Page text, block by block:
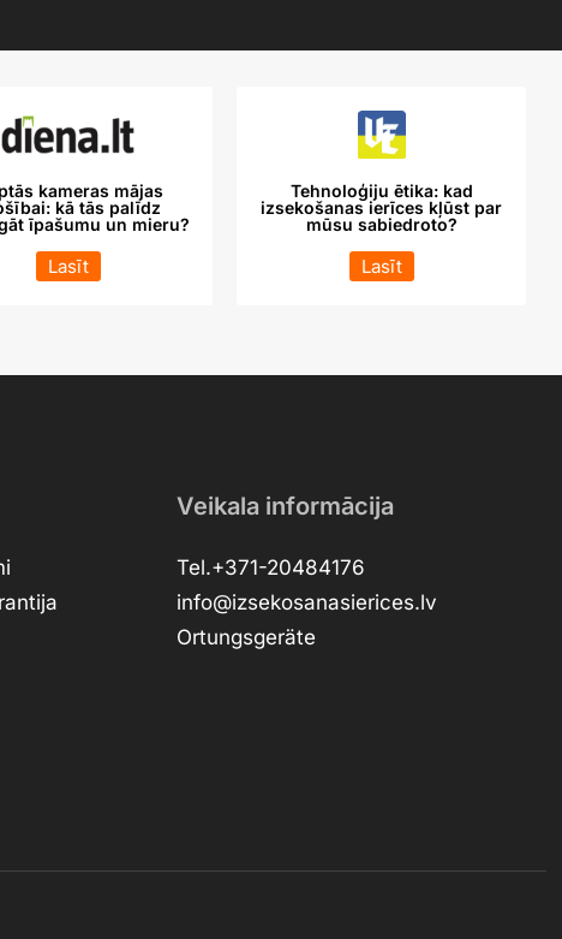
kameras mājas
kā tās palīdz
īpašumu un mieru?
Lasīt
Tehnoloģiju ētika: kad
izsekošanas ierīces kļūst par
mūsu sabiedroto?
Lasīt
Veikala informācija
Tel.+371-20484176
info@izsekosanasierices.lv
Ortungsgeräte